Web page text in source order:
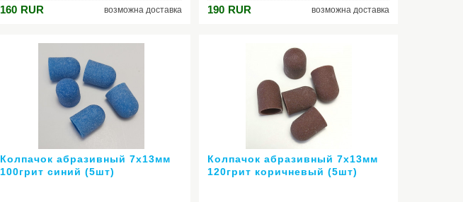
160 RUR возможна доставка 190 RUR возможна доставка
Колпачок абразивный 7х13мм
100грит синий (5шт)
Колпачок абразивный 7х13мм
120грит коричневый (5шт)